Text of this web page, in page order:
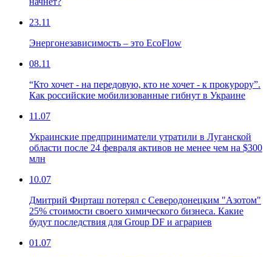
23.11
Энергонезависимость – это EcoFlow
08.11
“Кто хочет - на передовую, кто не хочет - к прокурору”.
Как российские мобилизованные гибнут в Украине
11.07
Украинские предприниматели утратили в Луганской
области после 24 февраля активов не менее чем на $300
млн
10.07
Дмитрий Фирташ потерял с Северодонецким "Азотом"
25% стоимости своего химического бизнеса. Какие
будут последствия для Group DF и аграриев
01.07